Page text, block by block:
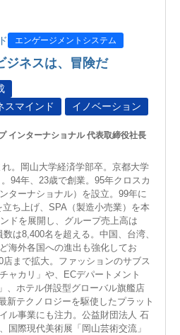
エンゲージメントシステム
ネスは、冒険だ
スマインド
イノベーション
インターナショナル 代表取締役社長
。岡山大学経済学部卒。京都大学
94年、23歳で創業。95年クロスカ
ターナショナル）を設立。99年に
立ち上げ、SPA（製造小売業）を本
ドを展開し、グループ売上高は
は8,400名を超える。中国、台湾、
海外各国への進出も強化してお
まで拡大。ファッションのサブス
ャカリ」や、ECデパートメント
、ホテル併設型グローバル旗艦店
新テクノロジーを駆使したプラット
ル事業にも注力。公益財団法人 石
国際現代美術展「岡山芸術交流」